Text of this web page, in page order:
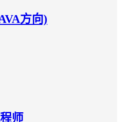
方向)
师